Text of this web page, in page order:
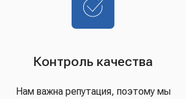
Контроль качества
Нам важна репутация, поэтому мы